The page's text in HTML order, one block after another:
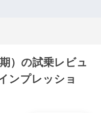
）の試乗レビュ
ンプレッショ